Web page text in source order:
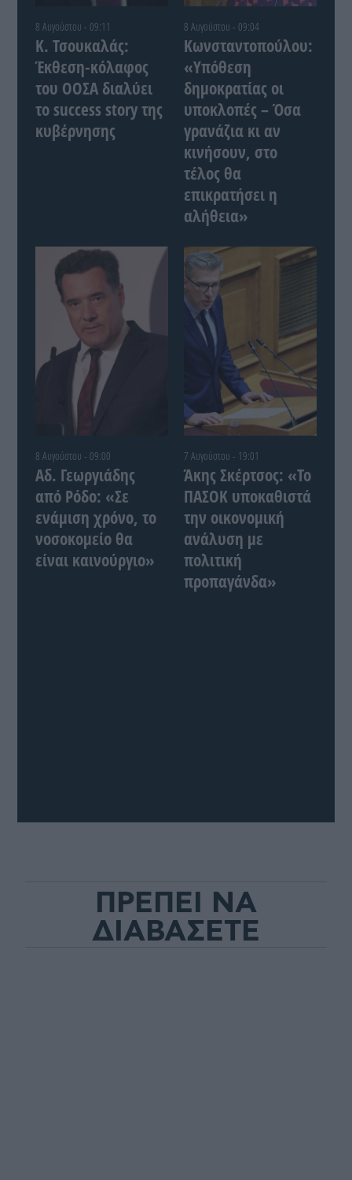
8 Αυγούστου - 09:11
Κ. Τσουκαλάς:
Έκθεση-κόλαφος
του ΟΟΣΑ διαλύει
το success story της
κυβέρνησης
8 Αυγούστου - 09:04
Κωνσταντοπούλου:
«Υπόθεση
δημοκρατίας οι
υποκλοπές – Όσα
γρανάζια κι αν
κινήσουν, στο
τέλος θα
επικρατήσει η
αλήθεια»
8 Αυγούστου - 09:00
Αδ. Γεωργιάδης
από Ρόδο: «Σε
ενάμιση χρόνο, το
νοσοκομείο θα
είναι καινούργιο»
7 Αυγούστου - 19:01
Άκης Σκέρτσος: «Το
ΠΑΣΟΚ υποκαθιστά
την οικονομική
ανάλυση με
πολιτική
προπαγάνδα»
ΠΡΕΠΕΙ ΝΑ
ΔΙΑΒΑΣΕΤΕ